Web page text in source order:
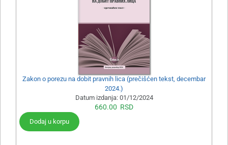
Zakon o porezu na dobit pravnih lica (prečišćen tekst, decembar
2024.)
Datum izdanja: 01/12/2024
660.00 RSD
Dodaj u korpu